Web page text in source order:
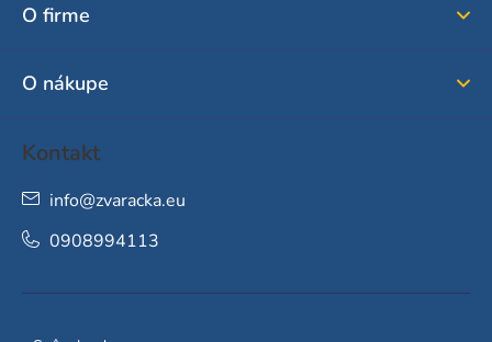
O firme
O nákupe
Kontakt
info@zvaracka.eu
0908994113